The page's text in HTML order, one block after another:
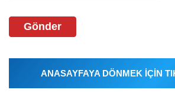
Gönder
ANASAYFAYA DÖNMEK İÇİN